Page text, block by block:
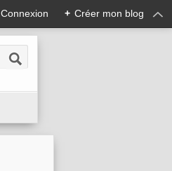
Connexion + Créer mon blog